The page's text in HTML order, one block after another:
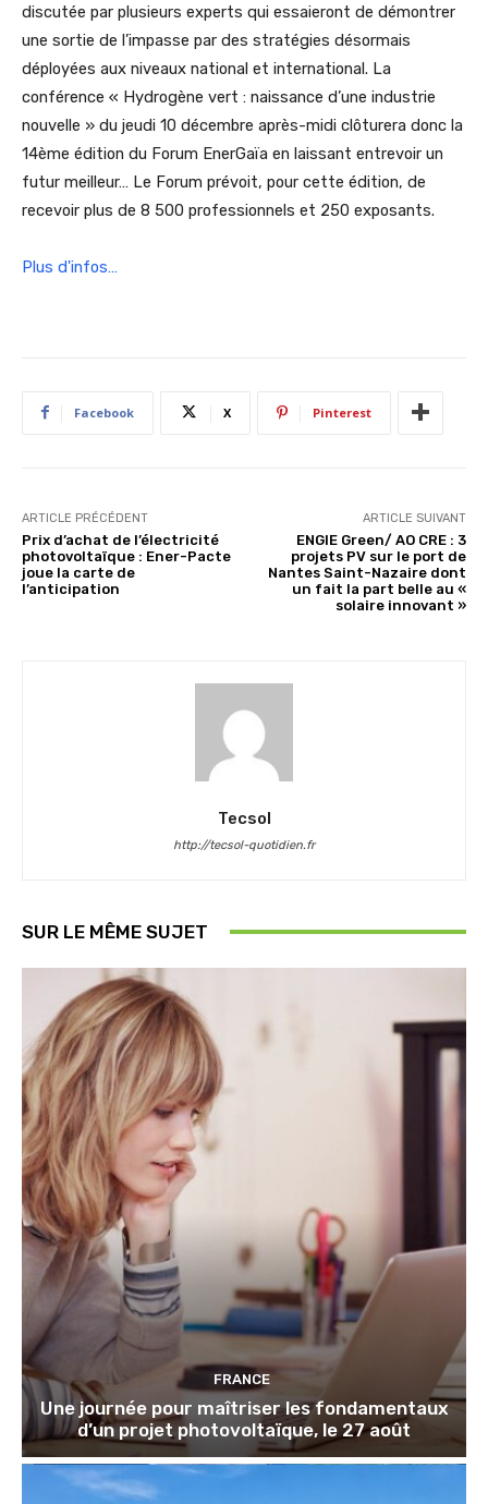
discutée par plusieurs experts qui essaieront de démontrer
une sortie de l’impasse par des stratégies désormais
déployées aux niveaux national et international. La
conférence « Hydrogène vert : naissance d’une industrie
nouvelle » du jeudi 10 décembre après-midi clôturera donc la
14ème édition du Forum EnerGaïa en laissant entrevoir un
futur meilleur… Le Forum prévoit, pour cette édition, de
recevoir plus de 8 500 professionnels et 250 exposants.
Plus d'infos…
Facebook X Pinterest
ARTICLE PRÉCÉDENT
Prix d’achat de l’électricité
photovoltaïque : Ener-Pacte
joue la carte de
l’anticipation
ARTICLE SUIVANT
ENGIE Green/ AO CRE : 3
projets PV sur le port de
Nantes Saint-Nazaire dont
un fait la part belle au «
solaire innovant »
Tecsol
http://tecsol-quotidien.fr
SUR LE MÊME SUJET
FRANCE
Une journée pour maîtriser les fondamentaux
d’un projet photovoltaïque, le 27 août